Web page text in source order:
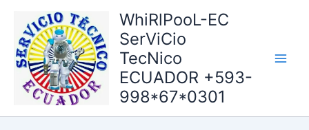
contenido
WhiRlPooL-EC
SerViCio
TecNico
ECUADOR +593-
998*67*0301